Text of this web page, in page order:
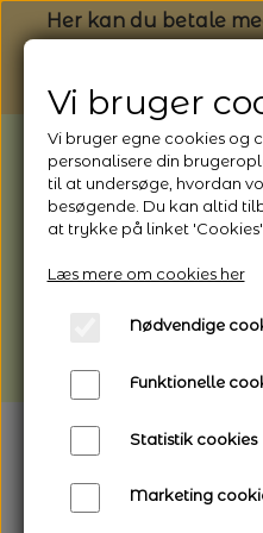
Her kan du betale
BEMÆRK:
1/8 - 9/8 - 2026
*Webshoppen er
afhentning
Vi gør opmærksom
længere leveringstid
Vi bruger
Vi bruger egne cookies og
personalisere din
til at undersøge, hvordan
besøgende. Du kan altid
at trykke på linket 'Cookies'
Læs mere om cookies her
Nødvendige
Funktionelle
Statistik cookies
Marketing